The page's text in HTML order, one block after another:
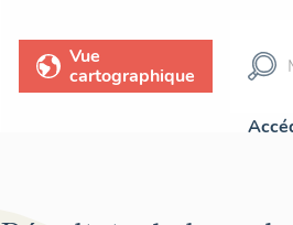
Vue
cartographique